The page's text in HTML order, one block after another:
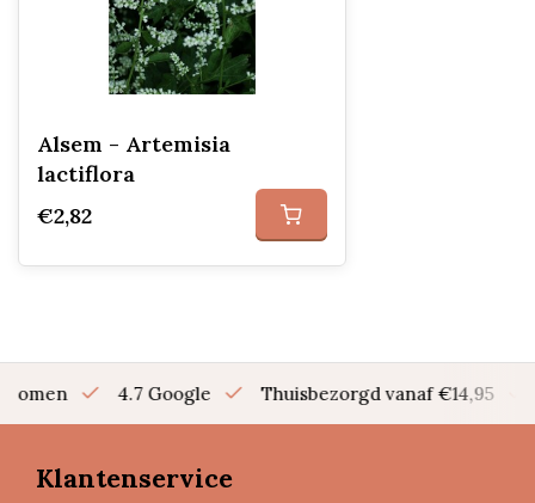
Alsem - Artemisia
lactiflora
€2,82
bomen 4.7 Google Thuisbezorgd vanaf €14,95
Klantenservice